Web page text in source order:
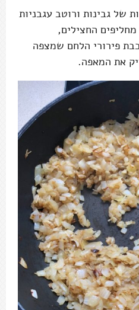
של גבינות ורוטב עגבניות
החצילים,
פירורי הלחם שמצפה
את המאפה.